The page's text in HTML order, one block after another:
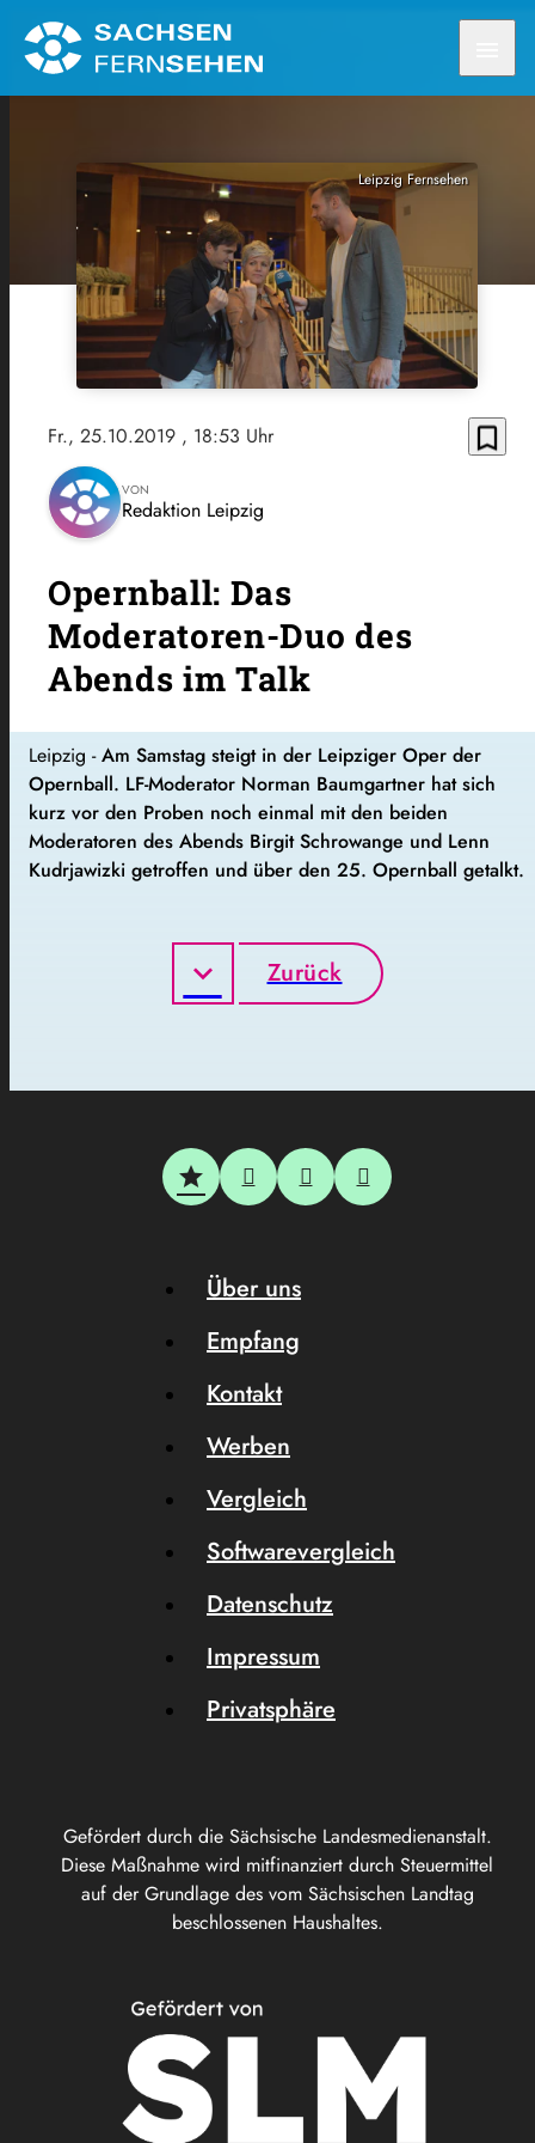
Leipzig Fernsehen
Fr., 25.10.2019 , 18:53 Uhr bookmark_border
VON
Redaktion Leipzig
Opernball: Das
Moderatoren-Duo des
Abends im Talk
Leipzig -Am Samstag steigt in der Leipziger Oper der
Opernball. LF-Moderator Norman Baumgartner hat sich
kurz vor den Proben noch einmal mit den beiden
Moderatoren des Abends Birgit Schrowange und Lenn
Kudrjawizki getroffen und über den 25. Opernball getalkt.
Zurück
Gefördert durch die Sächsische Landesmedienanstalt.
Diese Maßnahme wird mitfinanziert durch Steuermittel
auf der Grundlage des vom Sächsischen Landtag
beschlossenen Haushaltes.
Über uns
Empfang
Kontakt
Werben
Vergleich
Softwarevergleich
Datenschutz
Impressum
Privatsphäre